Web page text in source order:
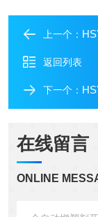
上一个：
返回列表
下一个：
在线留言
ONLINE